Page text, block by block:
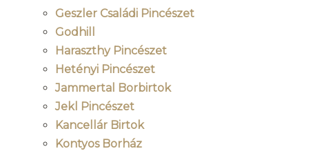
Geszler Családi Pincészet
Godhill
Haraszthy Pincészet
Hetényi Pincészet
Jammertal Borbirtok
Jekl Pincészet
Kancellár Birtok
Kontyos Borház